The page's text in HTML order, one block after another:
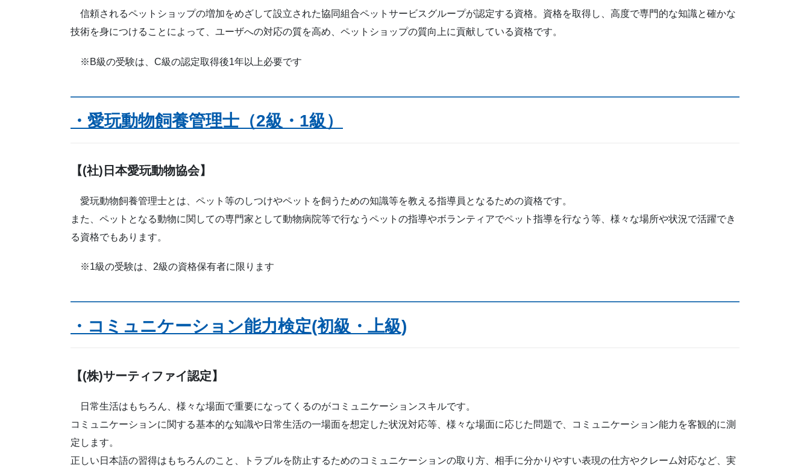
信頼されるペットショップの増加をめざして設立された協同組合ペットサービスグループが認定する資格。資格を取得し、高度で専門的な知識と確かな
技術を身につけることによって、ユーザへの対応の質を高め、ペットショップの質向上に貢献している資格です。
※B級の受験は、C級の認定取得後1年以上必要です
・愛玩動物飼養管理士（2級・1級）
【(社)日本愛玩動物協会】
愛玩動物飼養管理士とは、ペット等のしつけやペットを飼うための知識等を教える指導員となるための資格です。
また、ペットとなる動物に関しての専門家として動物病院等で行なうペットの指導やボランティアでペット指導を行なう等、様々な場所や状況で活躍でき
る資格でもあります。
※1級の受験は、2級の資格保有者に限ります
・コミュニケーション能力検定(初級・上級)
【(株)サーティファイ認定】
日常生活はもちろん、様々な場面で重要になってくるのがコミュニケーションスキルです。
コミュニケーションに関する基本的な知識や日常生活の一場面を想定した状況対応等、様々な場面に応じた問題で、コミュニケーション能力を客観的に測
定します。
正しい日本語の習得はもちろんのこと、トラブルを防止するためのコミュニケーションの取り方、相手に分かりやすい表現の仕方やクレーム対応など、実